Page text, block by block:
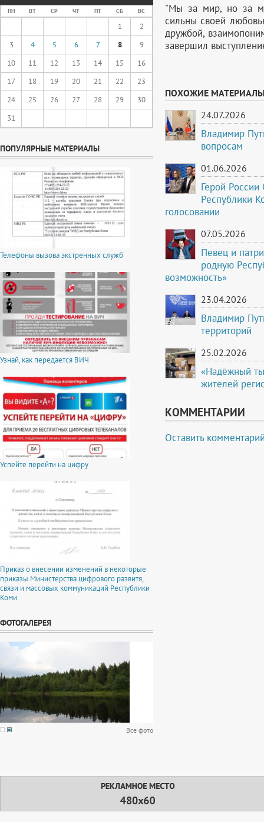
ПН ВТ СР ЧТ ПТ СБ ВС
1
2
3
4 5 6 7 8
9
10
11 12 13 14 15
16
17
18 19 20 21 22
23
24
25 26 27 28 29
30
31
ПОПУЛЯРНЫЕ МАТЕРИАЛЫ
Телефоны вызова экстренных служб
Узнай, как передается ВИЧ
Успейте перейти на цифру
Приказ о внесении изменений в некоторые
приказы Министерства цифрового развитя,
связи и массовых коммуникаций Республики
Коми
ФОТОГАЛЕРЕЯ
Все фото
"Мы за мир, но за
сильны своей
дружбой,
завершил
ПОХОЖИЕ
24.07.2026
Владимир
вопросам
01.06.2026
Герой России
Республики
голосовании
07.05.2026
Певец и
родную
возможность»
23.04.2026
Владимир
территорий
25.02.2026
«Надёжный
жителей
КОММЕНТАРИИ
Оставить